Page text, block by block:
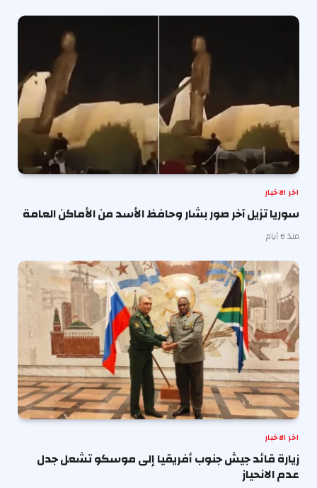
اخر الاخبار
سوريا تزيل آخر صور بشار وحافظ الأسد من الأماكن العامة
منذ 6 أيام
اخر الاخبار
زيارة قائد جيش جنوب أفريقيا إلى موسكو تشعل جدل
عدم الانحياز